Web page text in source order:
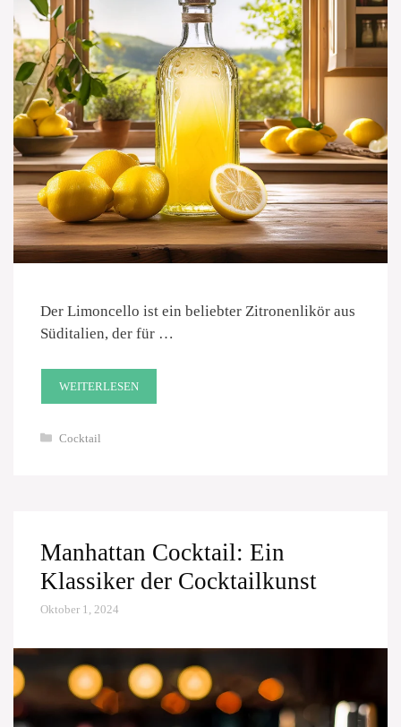
Der Limoncello ist ein beliebter Zitronenlikör aus
Süditalien, der für …
WEITERLESEN
Kategorien
Cocktail
Manhattan Cocktail: Ein
Klassiker der Cocktailkunst
Oktober 1, 2024